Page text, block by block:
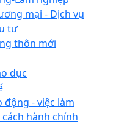
mại - Dịch vụ
tư
thôn mới
dục
động - việc làm
cách hành chính